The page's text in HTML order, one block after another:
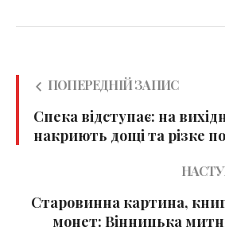
ПОПЕРЕДНІЙ ЗАПИС
Спека відступає: на
накриють дощі та різке
Старовинна картина,
монет: Вінницька